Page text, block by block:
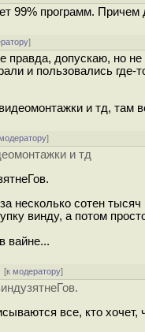
99% программ. Причем
]
правда, допускаю, но не
и пользовались
и тд, там
]
и тд
несколько сотен
винду, а потом
вайне...
[к модератору]
все, кто